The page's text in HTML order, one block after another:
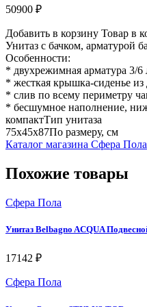
50900 ₽
Добавить в корзину Товар в
Унитаз с бачком, арматурой
Особенности:
* двухрежимная арматура 3/
* жесткая крышка-сиденье
* слив по всему периметру
* бесшумное наполнение,
компактТип унитаза
75х45х87По размеру, см
Каталог магазина Сфера Пола
Похожие товары
Сфера Пола
Унитаз Belbagno ACQUA
17142 ₽
Сфера Пола